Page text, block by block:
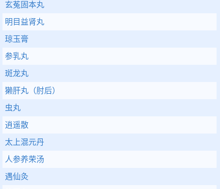
玄菟固本丸
明目益肾丸
琼玉膏
参乳丸
斑龙丸
獭肝丸（肘后）
虫丸
逍遥散
太上混元丹
人参养荣汤
遇仙灸